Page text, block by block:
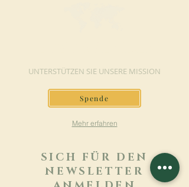
UNTERSTÜTZEN SIE UNSERE MISSION
Spende
Mehr erfahren
SICH FÜR DEN
NEWSLETTER